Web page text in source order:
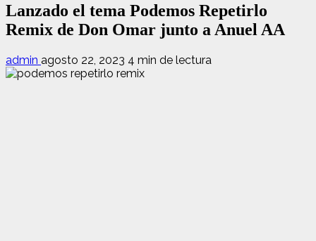
Lanzado el tema Podemos Repetirlo
Remix de Don Omar junto a Anuel AA
admin agosto 22, 2023 4 min de lectura